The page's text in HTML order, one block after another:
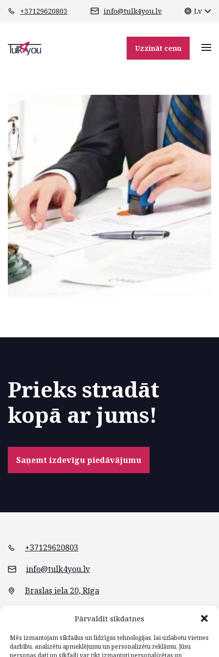
Pārvaldīt sīkdatnes
Mēs izmantojam sīkfailus un līdzīgas tehnoloģijas, lai uzlabotu vietnes
darbību, analizētu apmeklējumu un personalizētu reklāmu. Jūsu
personas dati un sīkfaili var tikt izmantoti personalizētas un
+37129620803 info@tulk4you.lv Lv
Uzzināt cenu
class="header-margin " role="main"
24-04-6081850_1
05.03.2026
Prieks stradāt
kopā ar jums!
Saņemt izdevīgu piedāvājumu
+37129620803
info@tulk4you.lv
Braslas iela 20, Rīga